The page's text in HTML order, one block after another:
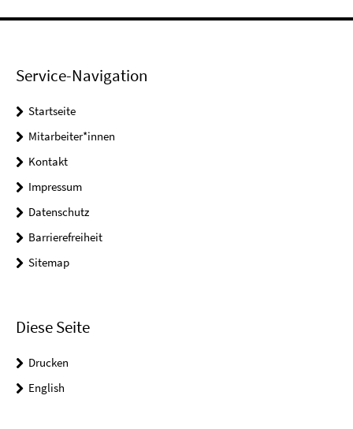
Service-Navigation
Startseite
Mitarbeiter*innen
Kontakt
Impressum
Datenschutz
Barrierefreiheit
Sitemap
Diese Seite
Drucken
English